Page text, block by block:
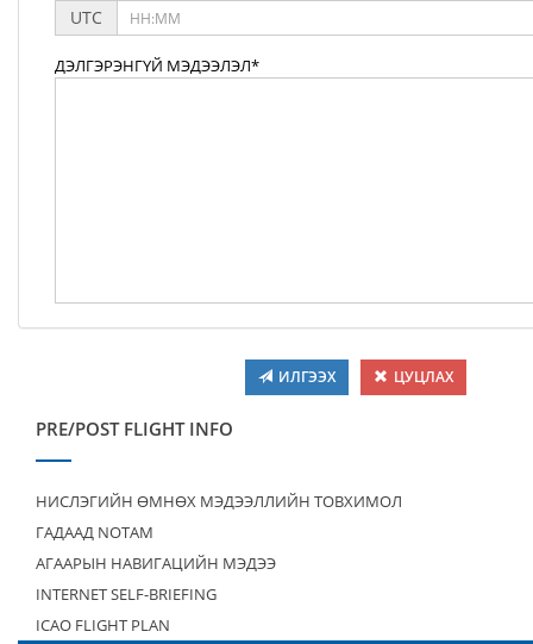
UTC
ДЭЛГЭРЭНГҮЙ МЭДЭЭЛЭЛ*
ИЛГЭЭХ ЦУЦЛАХ
PRE/POST FLIGHT INFO
НИСЛЭГИЙН ӨМНӨХ МЭДЭЭЛЛИЙН ТОВХИМОЛ
ГАДААД NOTAM
АГААРЫН НАВИГАЦИЙН МЭДЭЭ
INTERNET SELF-BRIEFING
ICAO FLIGHT PLAN